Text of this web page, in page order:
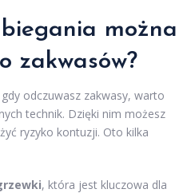
można
zakwasów?
odczuwasz zakwasy, warto
technik. Dzięki nim możesz
ryzyko kontuzji. Oto kilka
, która jest kluczowa dla